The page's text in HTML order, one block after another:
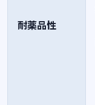
耐薬品性